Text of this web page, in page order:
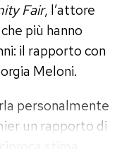
Fair, l’attore
più hanno
il rapporto con
Meloni.
personalmente
un rapporto di